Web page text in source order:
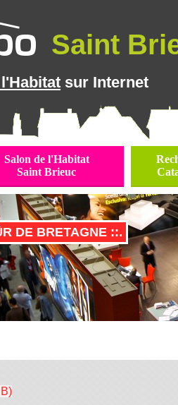
Saint
sur Internet
Salon de l'Habitat
Saint Brieuc
DE BRETAGNE ::.